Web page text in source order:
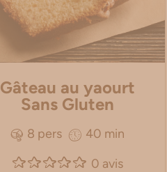
Gâteau au yaourt
Sans Gluten
8 pers
40 min
0 avis